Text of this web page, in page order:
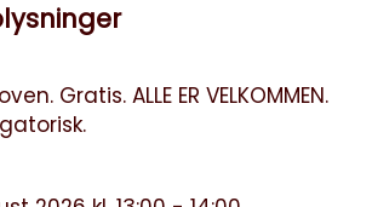
Gratis. ALLE ER VELKOMMEN.